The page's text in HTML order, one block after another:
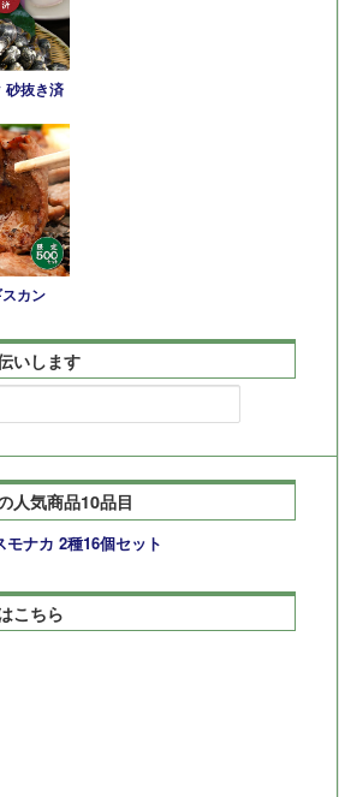
砂抜き済
カン
いします
人気商品10品目
ナカ 2種16個セット
こちら